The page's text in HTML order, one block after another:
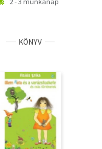
KÖNYV